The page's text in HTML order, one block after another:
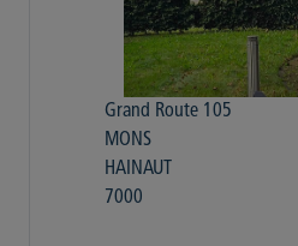
Grand Route 105
MONS
HAINAUT
7000